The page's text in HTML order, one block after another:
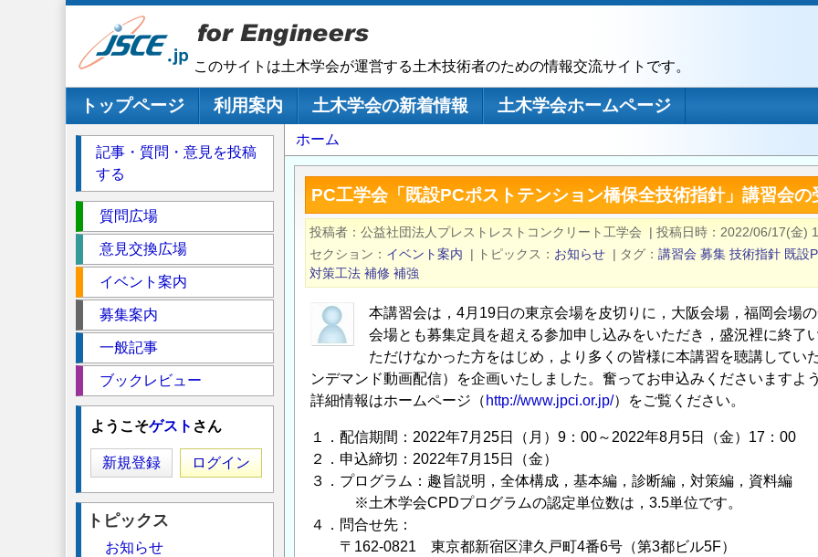
このサイトは土木学会が運営する土木技術者のための情報交流サイトです。
メインナビゲーション
トップページ 利用案内 土木学会の新着情報
土木学会ホームページ
パ
ン
く
ず
ホーム
PC工学会「既設PCポストテンション橋保全技術指針」講習会の
投稿者 公益社団法人プレストレストコンクリート工学会 | 投稿日時
2022/06/17(金)
セクション
イベント案内 | トピックス お知らせ | タグ 講習会 募集 技術指針 既設
対策工法 補修 補強
本講習会は，4月19日の東京会場を皮切りに，大阪会場，福岡会場
会場とも募集定員を超える参加申し込みをいただき，盛況裡に終了
ただけなかった方をはじめ，より多くの皆様に本講習を聴講してい
ンデマンド動画配信）を企画いたしました。奮ってお申込みくださいますよ
詳細情報はホームページ（ http://www.jpci.or.jp/）をご覧ください。
１．配信期間：2022年7月25日（月）9：00～2022年8月5日（金）17：00
２．申込締切：2022年7月15日（金）
３．プログラム：趣旨説明，全体構成，基本編，診断編，対策編，資料編
※土木学会CPDプログラムの認定単位数は，3.5単位です。
４．問合せ先：
〒162-0821 東京都新宿区津久戸町4番6号（第3都ビル5F）
記事・質問・意見を投稿
する
ク
シ
質問広場
意見交換広場
イベント案内
募集案内
一般記事
ブックレビュー
ようこそゲスト さん
新規登録 ログイン
トピックス
お知らせ